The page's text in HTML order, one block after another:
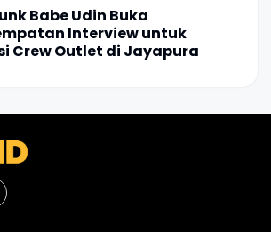
Babe Udin Buka
Interview untuk
Crew Outlet di Jayapura